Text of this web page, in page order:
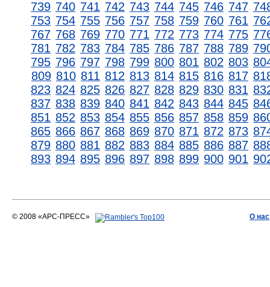
739 740 741 742 743 744 745 746 747
753 754 755 756 757 758 759 760 761
767 768 769 770 771 772 773 774 775
781 782 783 784 785 786 787 788 789
795 796 797 798 799 800 801 802 803
809 810 811 812 813 814 815 816 817
823 824 825 826 827 828 829 830 831
837 838 839 840 841 842 843 844 845
851 852 853 854 855 856 857 858 859
865 866 867 868 869 870 871 872 873
879 880 881 882 883 884 885 886 887
893 894 895 896 897 898 899 900 901
© 2008 «АРС-ПРЕСС» О нас